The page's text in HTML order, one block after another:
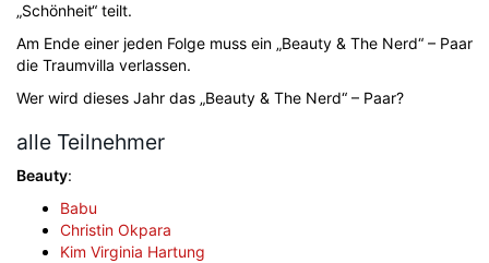
„Schönheit“ teilt.
Am Ende einer jeden Folge muss ein „Beauty & The Nerd“ – Paar
die Traumvilla verlassen.
Wer wird dieses Jahr das „Beauty & The Nerd“ – Paar?
alle Teilnehmer
Beauty:
Babu
Christin Okpara
Kim Virginia Hartung